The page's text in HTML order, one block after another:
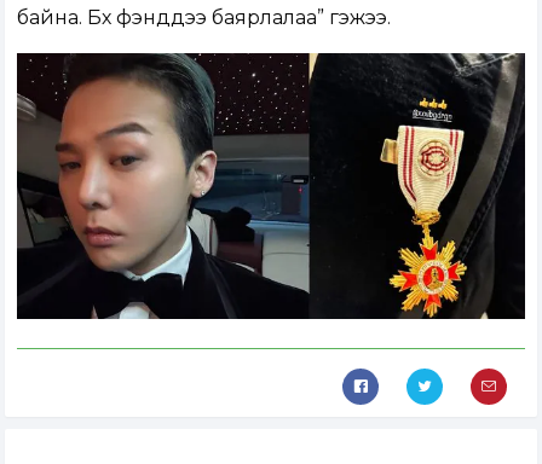
байна. Бүх фэнүүддээ баярлалаа” гэжээ.